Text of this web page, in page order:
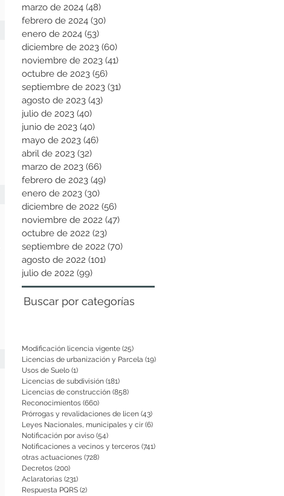
marzo de 2024 (48)
febrero de 2024 (30)
enero de 2024 (53)
diciembre de 2023 (60)
noviembre de 2023 (41)
octubre de 2023 (56)
septiembre de 2023 (31)
agosto de 2023 (43)
julio de 2023 (40)
junio de 2023 (40)
mayo de 2023 (46)
abril de 2023 (32)
marzo de 2023 (66)
febrero de 2023 (49)
enero de 2023 (30)
diciembre de 2022 (56)
noviembre de 2022 (47)
octubre de 2022 (23)
septiembre de 2022 (70)
agosto de 2022 (101)
julio de 2022 (99)
Buscar por categorías
Modificación licencia vigente (25)
Licencias de urbanización y Parcela (19)
Usos de Suelo (1)
Licencias de subdivisión (181)
Licencias de construcción (858)
Reconocimientos (660)
Prórrogas y revalidaciones de licen (43)
Leyes Nacionales, municipales y cir (6)
Notificación por aviso (54)
Notificaciones a vecinos y terceros (741)
otras actuaciones (728)
Decretos (200)
Aclaratorias (231)
Respuesta PQRS (2)